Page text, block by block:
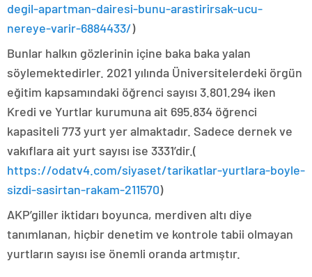
degil-apartman-dairesi-bunu-arastirirsak-ucu-
nereye-varir-6884433/)
Bunlar halkın gözlerinin içine baka baka yalan
söylemektedirler. 2021 yılında Üniversitelerdeki örgün
eğitim kapsamındaki öğrenci sayısı 3.801.294 iken
Kredi ve Yurtlar kurumuna ait 695.834 öğrenci
kapasiteli 773 yurt yer almaktadır. Sadece dernek ve
vakıflara ait yurt sayısı ise 3331’dir.(
https://odatv4.com/siyaset/tarikatlar-yurtlara-boyle-
sizdi-sasirtan-rakam-211570)
AKP’giller iktidarı boyunca, merdiven altı diye
tanımlanan, hiçbir denetim ve kontrole tabii olmayan
yurtların sayısı ise önemli oranda artmıştır.